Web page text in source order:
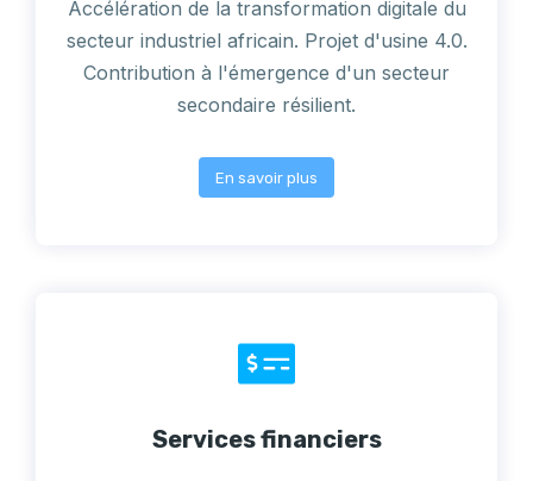
Accélération de la transformation digitale du
secteur industriel africain. Projet d'usine 4.0.
Contribution à l'émergence d'un secteur
secondaire résilient.
En savoir plus
Services financiers